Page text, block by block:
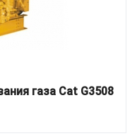
газа Cat G3508